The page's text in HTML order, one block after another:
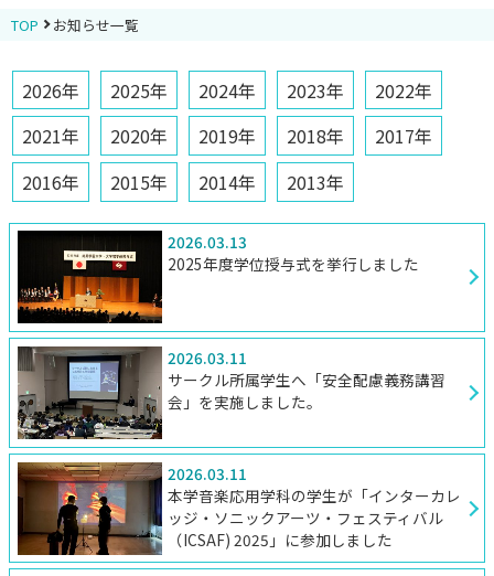
TOP お知らせ一覧
2026年 2025年 2024年 2023年
2022年
2021年
2020年 2019年 2018年
2017年
2016年
2015年 2014年 2013年
2026.03.13
2025年度学位授与式を挙行しました
2026.03.11
サークル所属学生へ「安全配慮義務講習
会」を実施しました。
2026.03.11
本学音楽応用学科の学生が「インターカレ
ッジ・ソニックアーツ・フェスティバル
（ICSAF) 2025」に参加しました